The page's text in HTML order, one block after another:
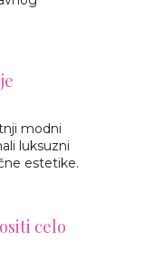
modni
luksuzni
estetike.
celo